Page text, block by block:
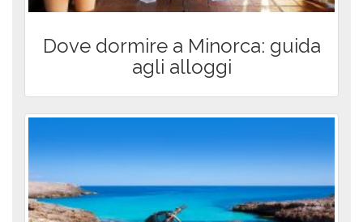
Dove dormire a Minorca: guida
agli alloggi